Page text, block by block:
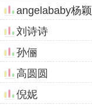
angelababy杨颖
刘诗诗
孙俪
高圆圆
倪妮